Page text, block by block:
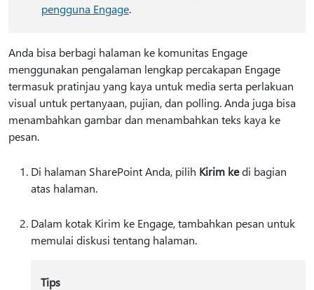
pengguna Engage.
Anda bisa berbagi halaman ke komunitas Engage
menggunakan pengalaman lengkap percakapan Engage
termasuk pratinjau yang kaya untuk media serta perlakuan
visual untuk pertanyaan, pujian, dan polling. Anda juga bisa
menambahkan gambar dan menambahkan teks kaya ke
pesan.
Di halaman SharePoint Anda, pilih Kirim kedi bagian
atas halaman.
Dalam kotak Kirim ke Engage, tambahkan pesan untuk
memulai diskusi tentang halaman.
Tips